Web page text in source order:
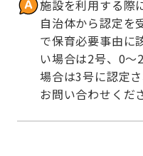
施設を利用する際
自治体から認定を
で保育必要事由に
い場合は2号、0～
場合は3号に認定
お問い合わせくだ